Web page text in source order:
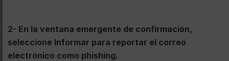
2- En la ventana emergente de confirmación,
seleccione Informar para reportar el correo
electrónico como phishing.